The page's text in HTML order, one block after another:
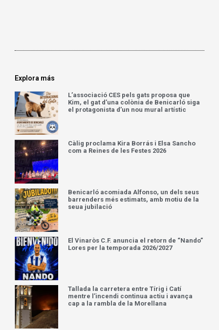
Explora más
L’associació CES pels gats proposa que
Kim, el gat d’una colònia de Benicarló siga
el protagonista d’un nou mural artístic
Càlig proclama Kira Borrás i Elsa Sancho
com a Reines de les Festes 2026
Benicarló acomiada Alfonso, un dels seus
barrenders més estimats, amb motiu de la
seua jubilació
El Vinaròs C.F. anuncia el retorn de “Nando”
Lores per la temporada 2026/2027
Tallada la carretera entre Tírig i Catí
mentre l’incendi continua actiu i avança
cap a la rambla de la Morellana